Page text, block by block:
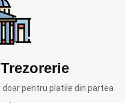
pentru platile din partea